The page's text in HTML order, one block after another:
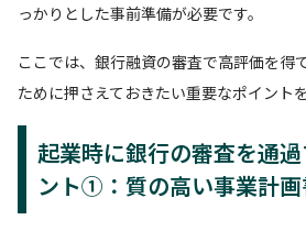
っかりとした事前準備が必要です。
ここでは、銀行融資の審査で高評価を得
ために押さえておきたい重要なポイント
起業時に銀行の審査を通
ント①：質の高い事業計